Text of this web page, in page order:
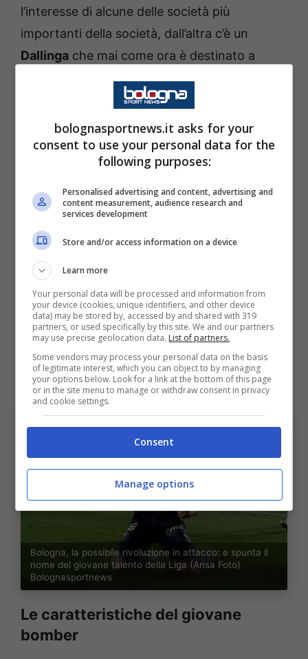
l’interesse di alcune delle società più
importanti della società, dall’altra c’è un
Dallinga che mai come ora è destinato a
trovare la giusta continuità in zona gol.
Proprio per questo è uscito un nome che ha
convinto tutti in Spagna. Si tratta di Espi,
Matteo Moretto ha una valutazione di circa
25 milioni di euro dal club spagnolo. Il classe
2005 con un metro e novantaquattro a
disposizione rappresenta un mix tra la punta
fisica vecchio stile e un attaccante moderno.
Con il club di Valencia sono arrivati 9 reti in
23 apparizioni e la sensazione di essere
l’ennesimo prospetto di un movimento florido
da più di vent’anni.
Bologna, la possibile rivoluzione in attacco: e spunta il
nome del giovane talento della Liga (Ansa Foto)
Bolognasportnews
Le caratteristiche del giovane
bomber
bolognasportnews.it asks for your
consent to use your personal data for the
following purposes:
Personalised advertising and content, advertising and
content measurement, audience research and
services development
Store and/or access information on a device
Learn more
Your personal data will be processed and information from
your device (cookies, unique identifiers, and other device
data) may be stored by, accessed by and shared with 319
partners, or used specifically by this site. We and our partners
may use precise geolocation data. List of partners.
Some vendors may process your personal data on the basis
of legitimate interest, which you can object to by managing
your options below. Look for a link at the bottom of this page
or in the site menu to manage or withdraw consent in privacy
and cookie settings.
Consent
Manage options